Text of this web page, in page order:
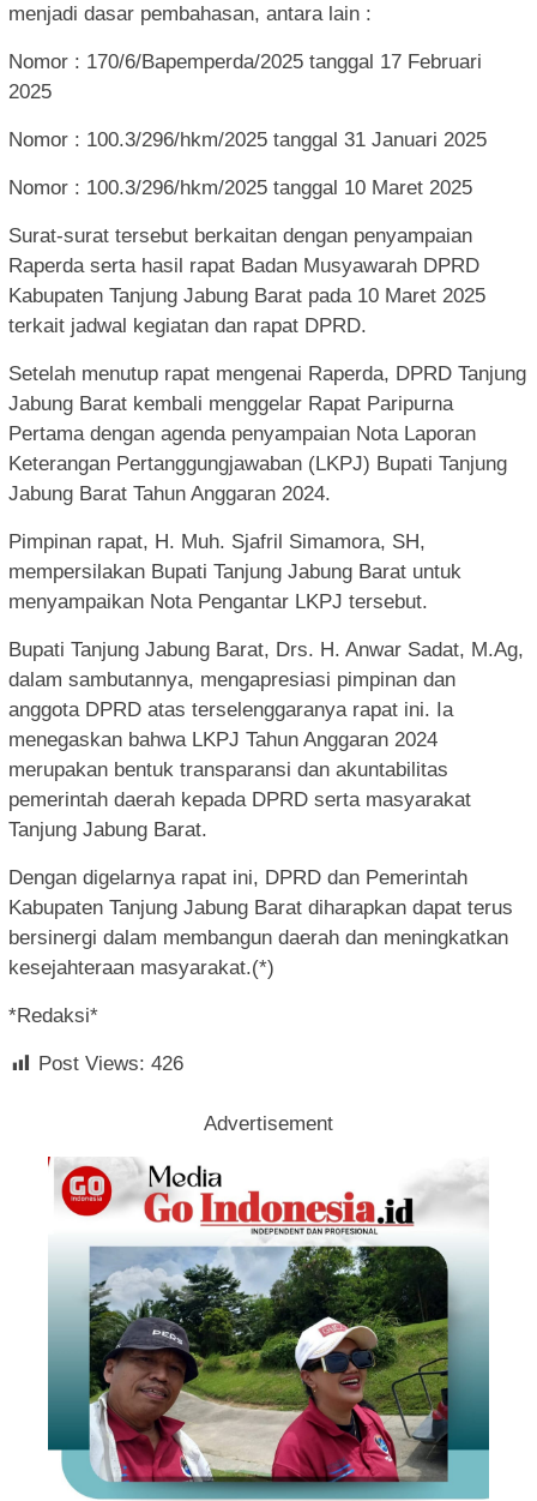
menjadi dasar pembahasan, antara lain :
Nomor : 170/6/Bapemperda/2025 tanggal 17 Februari
2025
Nomor : 100.3/296/hkm/2025 tanggal 31 Januari 2025
Nomor : 100.3/296/hkm/2025 tanggal 10 Maret 2025
Surat-surat tersebut berkaitan dengan penyampaian
Raperda serta hasil rapat Badan Musyawarah DPRD
Kabupaten Tanjung Jabung Barat pada 10 Maret 2025
terkait jadwal kegiatan dan rapat DPRD.
Setelah menutup rapat mengenai Raperda, DPRD Tanjung
Jabung Barat kembali menggelar Rapat Paripurna
Pertama dengan agenda penyampaian Nota Laporan
Keterangan Pertanggungjawaban (LKPJ) Bupati Tanjung
Jabung Barat Tahun Anggaran 2024.
Pimpinan rapat, H. Muh. Sjafril Simamora, SH,
mempersilakan Bupati Tanjung Jabung Barat untuk
menyampaikan Nota Pengantar LKPJ tersebut.
Bupati Tanjung Jabung Barat, Drs. H. Anwar Sadat, M.Ag,
dalam sambutannya, mengapresiasi pimpinan dan
anggota DPRD atas terselenggaranya rapat ini. Ia
menegaskan bahwa LKPJ Tahun Anggaran 2024
merupakan bentuk transparansi dan akuntabilitas
pemerintah daerah kepada DPRD serta masyarakat
Tanjung Jabung Barat.
Dengan digelarnya rapat ini, DPRD dan Pemerintah
Kabupaten Tanjung Jabung Barat diharapkan dapat terus
bersinergi dalam membangun daerah dan meningkatkan
kesejahteraan masyarakat.(*)
*Redaksi*
Post Views: 426
Advertisement